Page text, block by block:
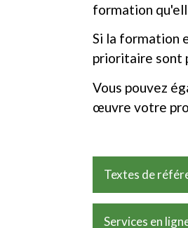
formation
Si la formation
prioritaire sont
Vous pouvez
œuvre votre
Textes de
Services en